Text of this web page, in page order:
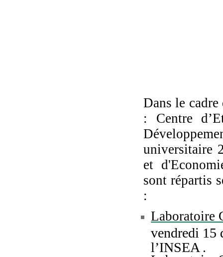
Dans le
: Centre
universitaire
et
sont répartis
:
Laboratoire
vendredi 15
l’INSEA .